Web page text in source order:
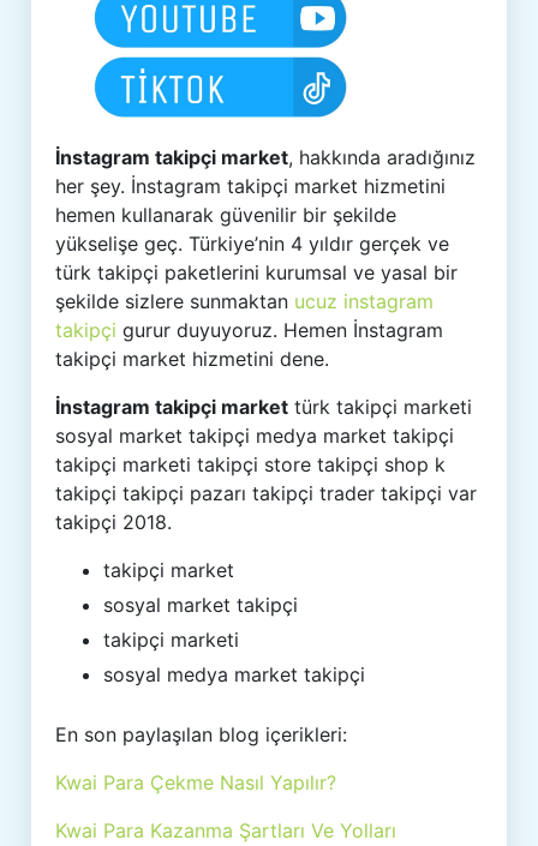
İnstagram takipçi market, hakkında aradığınız
her şey. İnstagram takipçi market hizmetini
hemen kullanarak güvenilir bir şekilde
yükselişe geç. Türkiye’nin 4 yıldır gerçek ve
türk takipçi paketlerini kurumsal ve yasal bir
şekilde sizlere sunmaktan ucuz instagram
takipçi gurur duyuyoruz. Hemen İnstagram
takipçi market hizmetini dene.
İnstagram takipçi market türk takipçi marketi
sosyal market takipçi medya market takipçi
takipçi marketi takipçi store takipçi shop k
takipçi takipçi pazarı takipçi trader takipçi var
takipçi 2018.
takipçi market
sosyal market takipçi
takipçi marketi
sosyal medya market takipçi
En son paylaşılan blog içerikleri:
Kwai Para Çekme Nasıl Yapılır?
Kwai Para Kazanma Şartları Ve Yolları